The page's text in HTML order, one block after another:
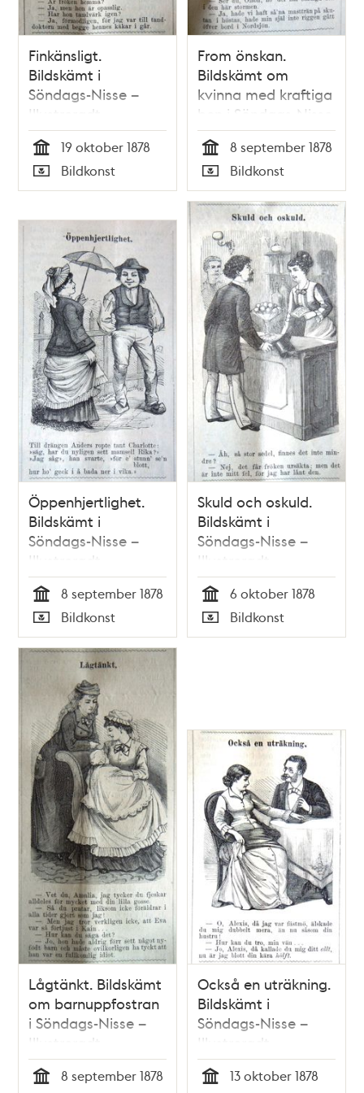
Finkänsligt.
Bildskämt i
Söndags-Nisse –
Illustreradt
Veckoblad för
Skämt, Humor och
Satir, nr 41, den 13
oktober 1878
Tid
19 oktober 1878
Typ
Bildkonst
From önskan.
Bildskämt om
kvinna med kraftiga
ben i Söndags-Nisse
– Illustreradt
Veckoblad för
Skämt, Humor och
Satir, nr 36, den 8
september 1878
Tid
8 september 1878
Typ
Bildkonst
Öppenhjertlighet.
Bildskämt i
Söndags-Nisse –
Illustreradt
Veckoblad för
Skämt, Humor och
Satir, nr 36, den 8
september 1878
Tid
8 september 1878
Typ
Bildkonst
Skuld och oskuld.
Bildskämt i
Söndags-Nisse –
Illustreradt
Veckoblad för
Skämt, Humor och
Satir, nr 40, den 6
oktober 1878
Tid
6 oktober 1878
Typ
Bildkonst
Lågtänkt. Bildskämt
om barnuppfostran
i Söndags-Nisse –
Illustreradt
Veckoblad för
Skämt, Humor och
8 september 1878
Också en uträkning.
Bildskämt i
Söndags-Nisse –
Illustreradt
Veckoblad för
Skämt, Humor och
13 oktober 1878